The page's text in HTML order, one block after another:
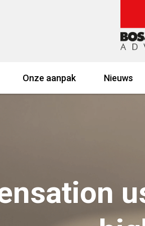
Onze aanpak Nieuws